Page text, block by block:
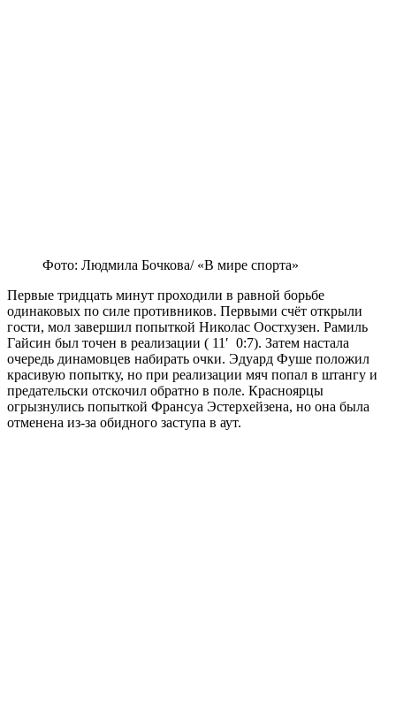
Фото: Людмила Бочкова/ «В мире спорта»
Первые тридцать минут проходили в равной борьбе
одинаковых по силе противников. Первыми счёт открыли
гости, мол завершил попыткой Николас Оостхузен. Рамиль
Гайсин был точен в реализации ( 11′ 0:7). Затем настала
очередь динамовцев набирать очки. Эдуард Фуше положил
красивую попытку, но при реализации мяч попал в штангу и
предательски отскочил обратно в поле. Красноярцы
огрызнулись попыткой Франсуа Эстерхейзена, но она была
отменена из-за обидного заступа в аут.